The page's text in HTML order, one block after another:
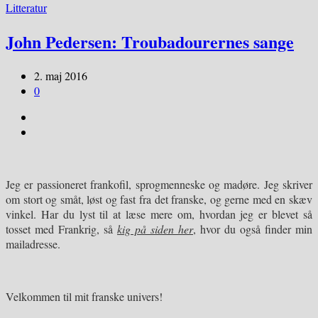
Litteratur
John Pedersen: Troubadourernes sange
2. maj 2016
0
Jeg er passioneret frankofil, sprogmenneske og madøre. Jeg skriver
om stort og småt, løst og fast fra det franske, og gerne med en skæv
vinkel. Har du lyst til at læse mere om, hvordan jeg er blevet så
tosset med Frankrig, så kig på siden her, hvor du også finder min
mailadresse.
Velkommen til mit franske univers!